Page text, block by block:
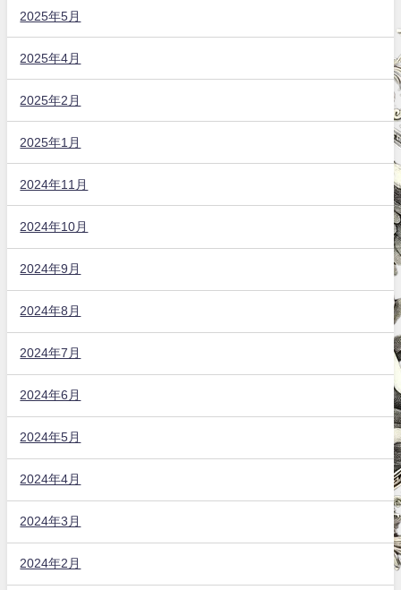
2025年5月
2025年4月
2025年2月
2025年1月
2024年11月
2024年10月
2024年9月
2024年8月
2024年7月
2024年6月
2024年5月
2024年4月
2024年3月
2024年2月